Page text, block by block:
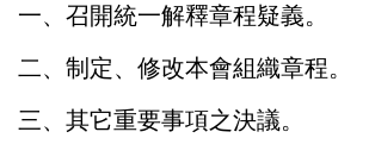
一、召開統一解釋章程疑義。
二、制定、修改本會組織章程。
三、其它重要事項之決議。